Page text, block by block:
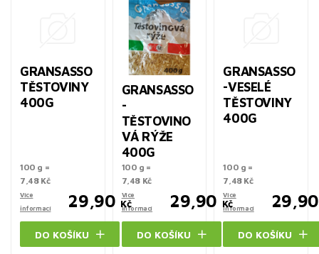
GRANSASSO
TĚSTOVINY
400G
100 g =
7,48 Kč
Více
informací
29,90 Kč
DO KOŠÍKU
GRANSASSO
-
TĚSTOVINO
VÁ RÝŽE
400G
100 g =
7,48 Kč
Více
informací
29,90 Kč
DO KOŠÍKU
GRANSASSO
-VESELÉ
TĚSTOVINY
400G
100 g =
7,48 Kč
Více
informací
29,90
DO KOŠÍKU